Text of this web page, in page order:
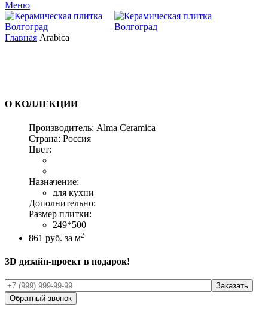
Меню
Главная Arabica
О КОЛЛЕКЦИИ
Производитель: Alma Ceramica
Страна: Россия
Цвет:
Назначение:
для кухни
Дополнительно:
Размер плитки:
249*500
861 руб. за м2
3D дизайн-проект в подарок!
Обратный звонок